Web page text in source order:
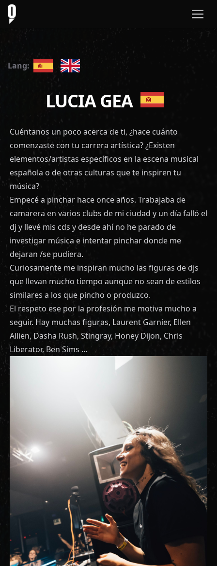
Lang:
LUCIA GEA
Cuéntanos un poco acerca de ti, ¿hace cuánto
comenzaste con tu carrera artística? ¿Existen
elementos/artistas específicos en la escena musical
española o de otras culturas que te inspiren tu
música?
Empecé a pinchar hace once años. Trabajaba de
camarera en varios clubs de mi ciudad y un día falló el
dj y llevé mis cds y desde ahí no he parado de
investigar música e intentar pinchar donde me
dejaran /se pudiera.
Curiosamente me inspiran mucho las figuras de djs
que llevan mucho tiempo aunque no sean de estilos
similares a los que pincho o produzco.
El respeto ese por la profesión me motiva mucho a
seguir. Hay muchas figuras, Laurent Garnier, Ellen
Allien, Dasha Rush, Stingray, Honey Dijon, Chris
Liberator, Ben Sims …